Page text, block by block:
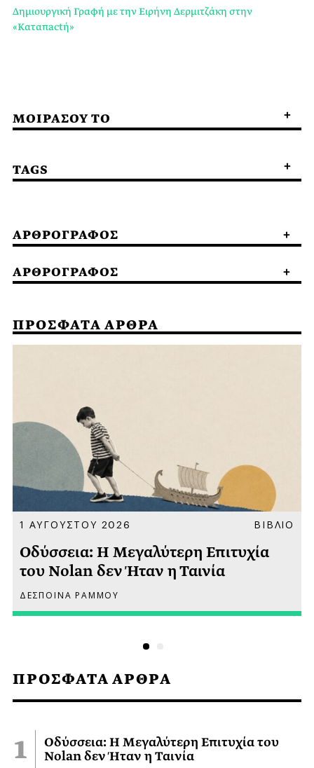
ΠΡΟΣΦΑΤΑ ΑΡΘΡΑ
Οδύσσεια: Η Μεγαλύτερη Επιτυχία του
Nolan δεν Ήταν η Ταινία
Δημιουργική Γραφή με την Ειρήνη Δερμιτζάκη στην
«Καταπactή»
ΜΟΙΡΑΣΟΥ ΤΟ
TAGS
ΑΡΘΡΟΓΡΑΦΟΣ
ΑΡΘΡΟΓΡΑΦΟΣ
ΠΡΟΣΦΑΤΑ ΑΡΘΡΑ
1 ΑΥΓΟΥΣΤΟΥ 2026 ΒΙΒΛΙΟ
Οδύσσεια: Η Μεγαλύτερη Επιτυχία
του Nolan δεν Ήταν η Ταινία
ΔΕΣΠΟΙΝΑ ΡΑΜΜΟΥ